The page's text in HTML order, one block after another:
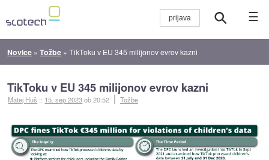
☰
Novice »Tožbe »TikToku v EU 345 milijonov evrov kazni
TikToku v EU 345 milijonov evrov kazni
Matej Huš :: 15. sep 2023ob 20:52 Tožbe